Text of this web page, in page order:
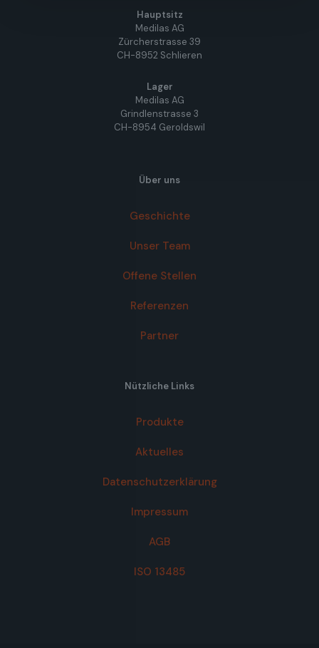
Hauptsitz
Medilas AG
Zürcherstrasse 39
CH-8952 Schlieren
Lager
Medilas AG
Grindlenstrasse 3
CH-8954 Geroldswil
Über uns
Geschichte
Unser Team
Offene Stellen
Referenzen
Partner
Nützliche Links
Produkte
Aktuelles
Datenschutzerklärung
Impressum
AGB
ISO 13485